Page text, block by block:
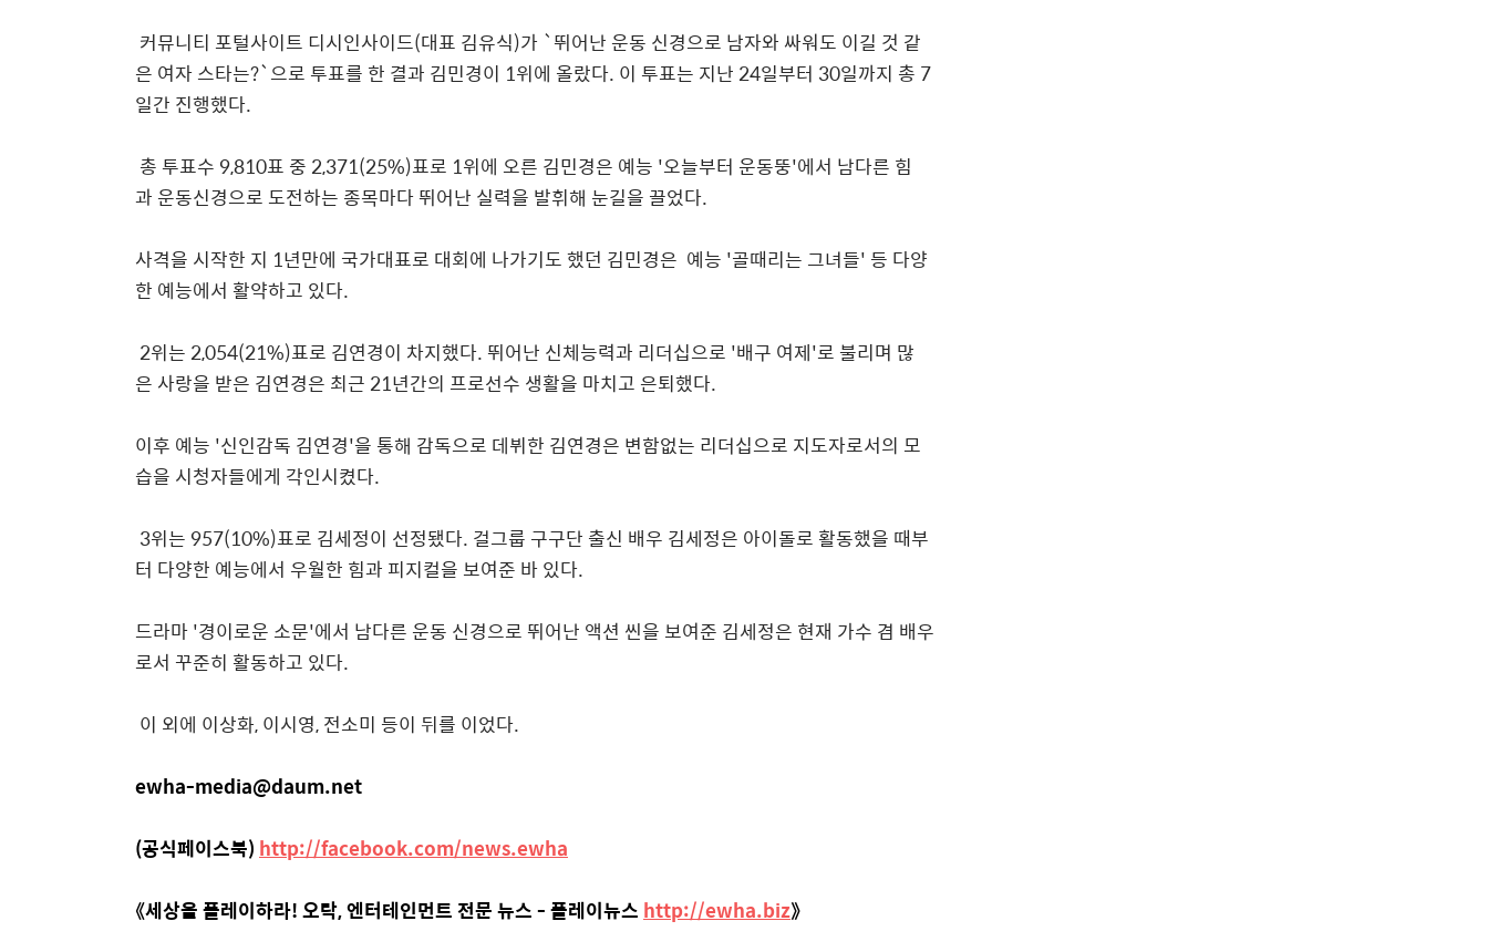
커뮤니티 포털사이트 디시인사이드(대표 김유식)가 `뛰어난 운동 신경으로 남자와 싸워도 이길 것 같
은 여자 스타는?`으로 투표를 한 결과 김민경이 1위에 올랐다. 이 투표는 지난 24일부터 30일까지 총 7
일간 진행했다.
총 투표수 9,810표 중 2,371(25%)표로 1위에 오른 김민경은 예능 '오늘부터 운동뚱'에서 남다른 힘
과 운동신경으로 도전하는 종목마다 뛰어난 실력을 발휘해 눈길을 끌었다.
사격을 시작한 지 1년만에 국가대표로 대회에 나가기도 했던 김민경은 예능 '골때리는 그녀들' 등 다양
한 예능에서 활약하고 있다.
2위는 2,054(21%)표로 김연경이 차지했다. 뛰어난 신체능력과 리더십으로 '배구 여제'로 불리며 많
은 사랑을 받은 김연경은 최근 21년간의 프로선수 생활을 마치고 은퇴했다.
이후 예능 '신인감독 김연경'을 통해 감독으로 데뷔한 김연경은 변함없는 리더십으로 지도자로서의 모
습을 시청자들에게 각인시켰다.
3위는 957(10%)표로 김세정이 선정됐다. 걸그룹 구구단 출신 배우 김세정은 아이돌로 활동했을 때부
터 다양한 예능에서 우월한 힘과 피지컬을 보여준 바 있다.
드라마 '경이로운 소문'에서 남다른 운동 신경으로 뛰어난 액션 씬을 보여준 김세정은 현재 가수 겸 배우
로서 꾸준히 활동하고 있다.
이 외에 이상화, 이시영, 전소미 등이 뒤를 이었다.
ewha-media@daum.net
(공식페이스북) http://facebook.com/news.ewha
《세상을 플레이하라! 오락, 엔터테인먼트 전문 뉴스 - 플레이뉴스 http://ewha.biz》